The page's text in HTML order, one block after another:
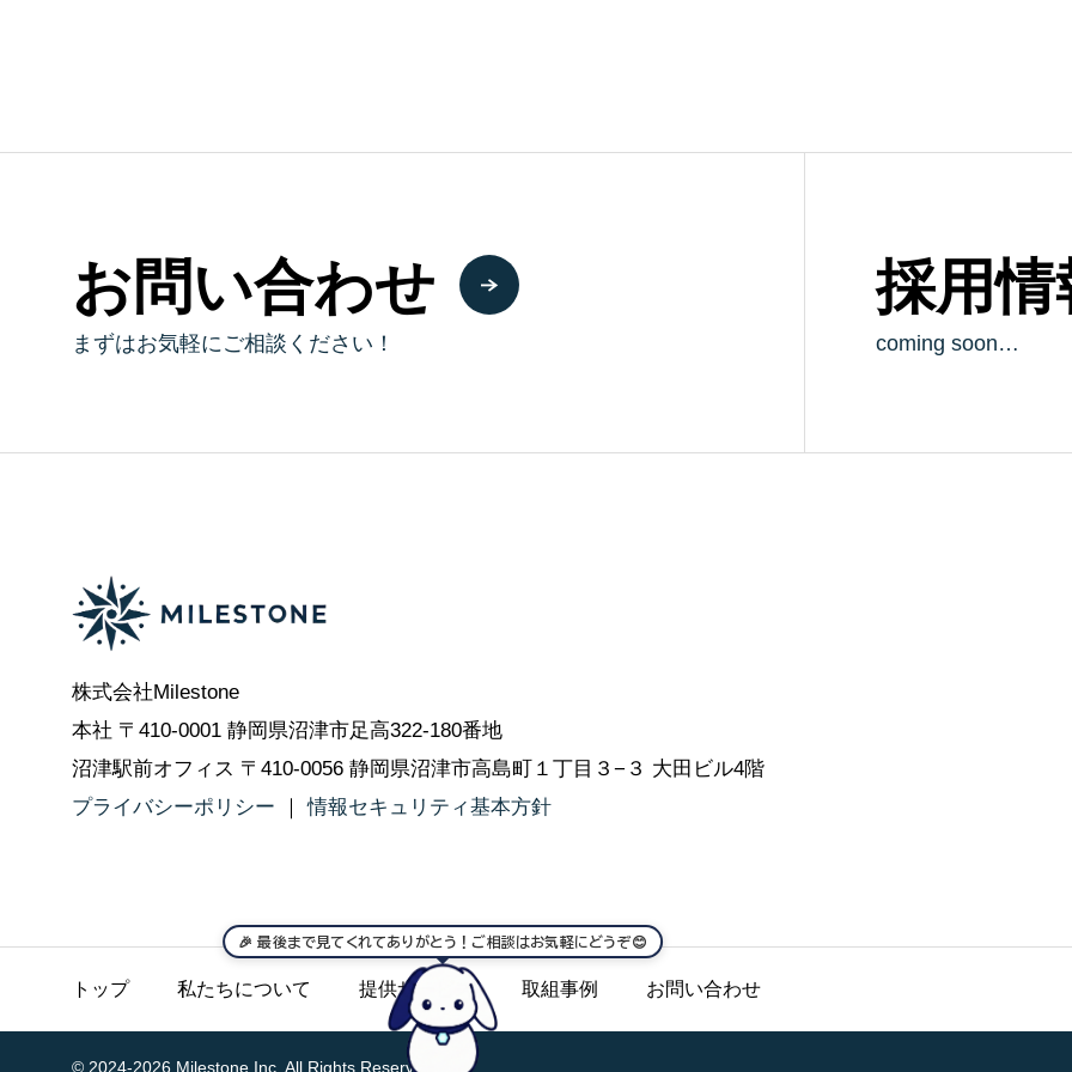
お問い合わせ
まずはお気軽にご相談ください！
採用情
coming soon…
株式会社Milestone
本社 〒410-0001 静岡県沼津市足高322-180番地
沼津駅前オフィス 〒410-0056 静岡県沼津市高島町１丁目３−３ 大田ビル4階
プライバシーポリシー ｜情報セキュリティ基本方針
トップ 私たちについて 提供サービス 取組事例 お問い合わせ
© 2024-2026 Milestone Inc. All Rights Reserved.
🎉 最後まで見てくれてありがとう！ご相談はお気軽にどうぞ😊